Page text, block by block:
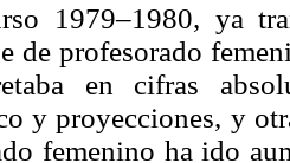
1979–1980, ya
de profesorado
en cifras
y proyecciones, y
femenino ha ido